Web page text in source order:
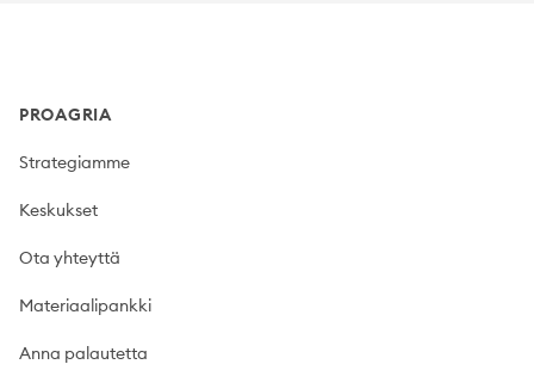
PROAGRIA
Strategiamme
Keskukset
Ota yhteyttä
Materiaalipankki
Anna palautetta